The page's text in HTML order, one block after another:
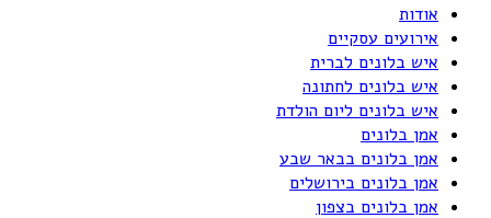
אודות
אירועים עסקיים
איש בלונים לברית
איש בלונים לחתונה
איש בלונים ליום הולדת
אמן בלונים
אמן בלונים בבאר שבע
אמן בלונים בירושלים
אמן בלונים בצפון